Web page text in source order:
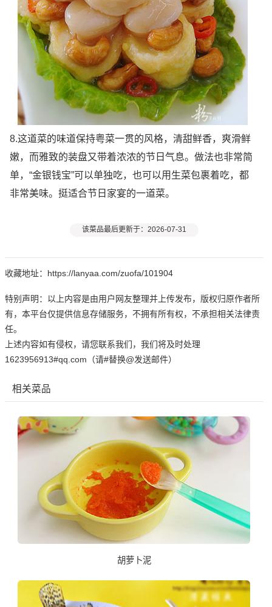
8.这道菜的味道保持粤菜一贯的风格，清甜鲜香，爽滑鲜
嫩，而雅致的装盘又带着浓浓的节日气息。做法也非常简
单，“金银钱宝”可以单独吃，也可以用生菜包裹着吃，都
非常美味。挺适合节日家宴的一道菜。
该菜品最后更新于：2026-07-31
收藏地址：https://lanyaa.com/zuofa/101904
特别声明：以上内容是由用户网友整理并上传发布，版权归原作者所
有，本平台仅提供信息存储服务，不拥有所有权，不承担相关法律责
任。
上述内容如有侵权，请您联系我们，我们将及时处理
1623956913#qq.com（请#替换@发送邮件）
相关菜品
胡萝卜泥